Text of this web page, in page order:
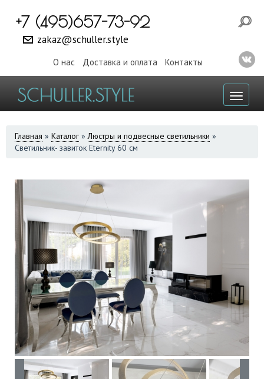
+7 (495)657-73-92
zakaz@schuller.style
О нас Доставка и оплата Контакты
ВЫ
ЗДЕСЬ
Главная » Каталог » Люстры и подвесные светильники »
Светильник- завиток Eternity 60 см